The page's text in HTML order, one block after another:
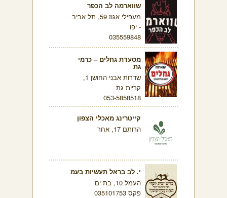
שווארמה לב הכפר
מעפילי אגוז 59, תל אביב
- יפו
035559848
מסעדת גחלים – כרמי
גת
שדרות אבני החושן 1,
קריית גת
053-5858518
קייטרינג מאכלי הצפון
הרותם 17, אחר
י. לב בראל תעשיות בעמ
העמל 10, בת ים
פקס 035101753